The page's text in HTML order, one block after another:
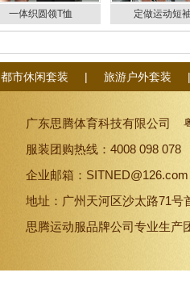
一体织圆领T恤
88319/88320
定做运动短
88331/
都市休闲套装 | 旅游户外套装
广东思腾体育科技有限公司
服装团购热线：4008 098
企业邮箱：
地址：广州天河区沙太路71号
思腾运动服品牌公司专业生产